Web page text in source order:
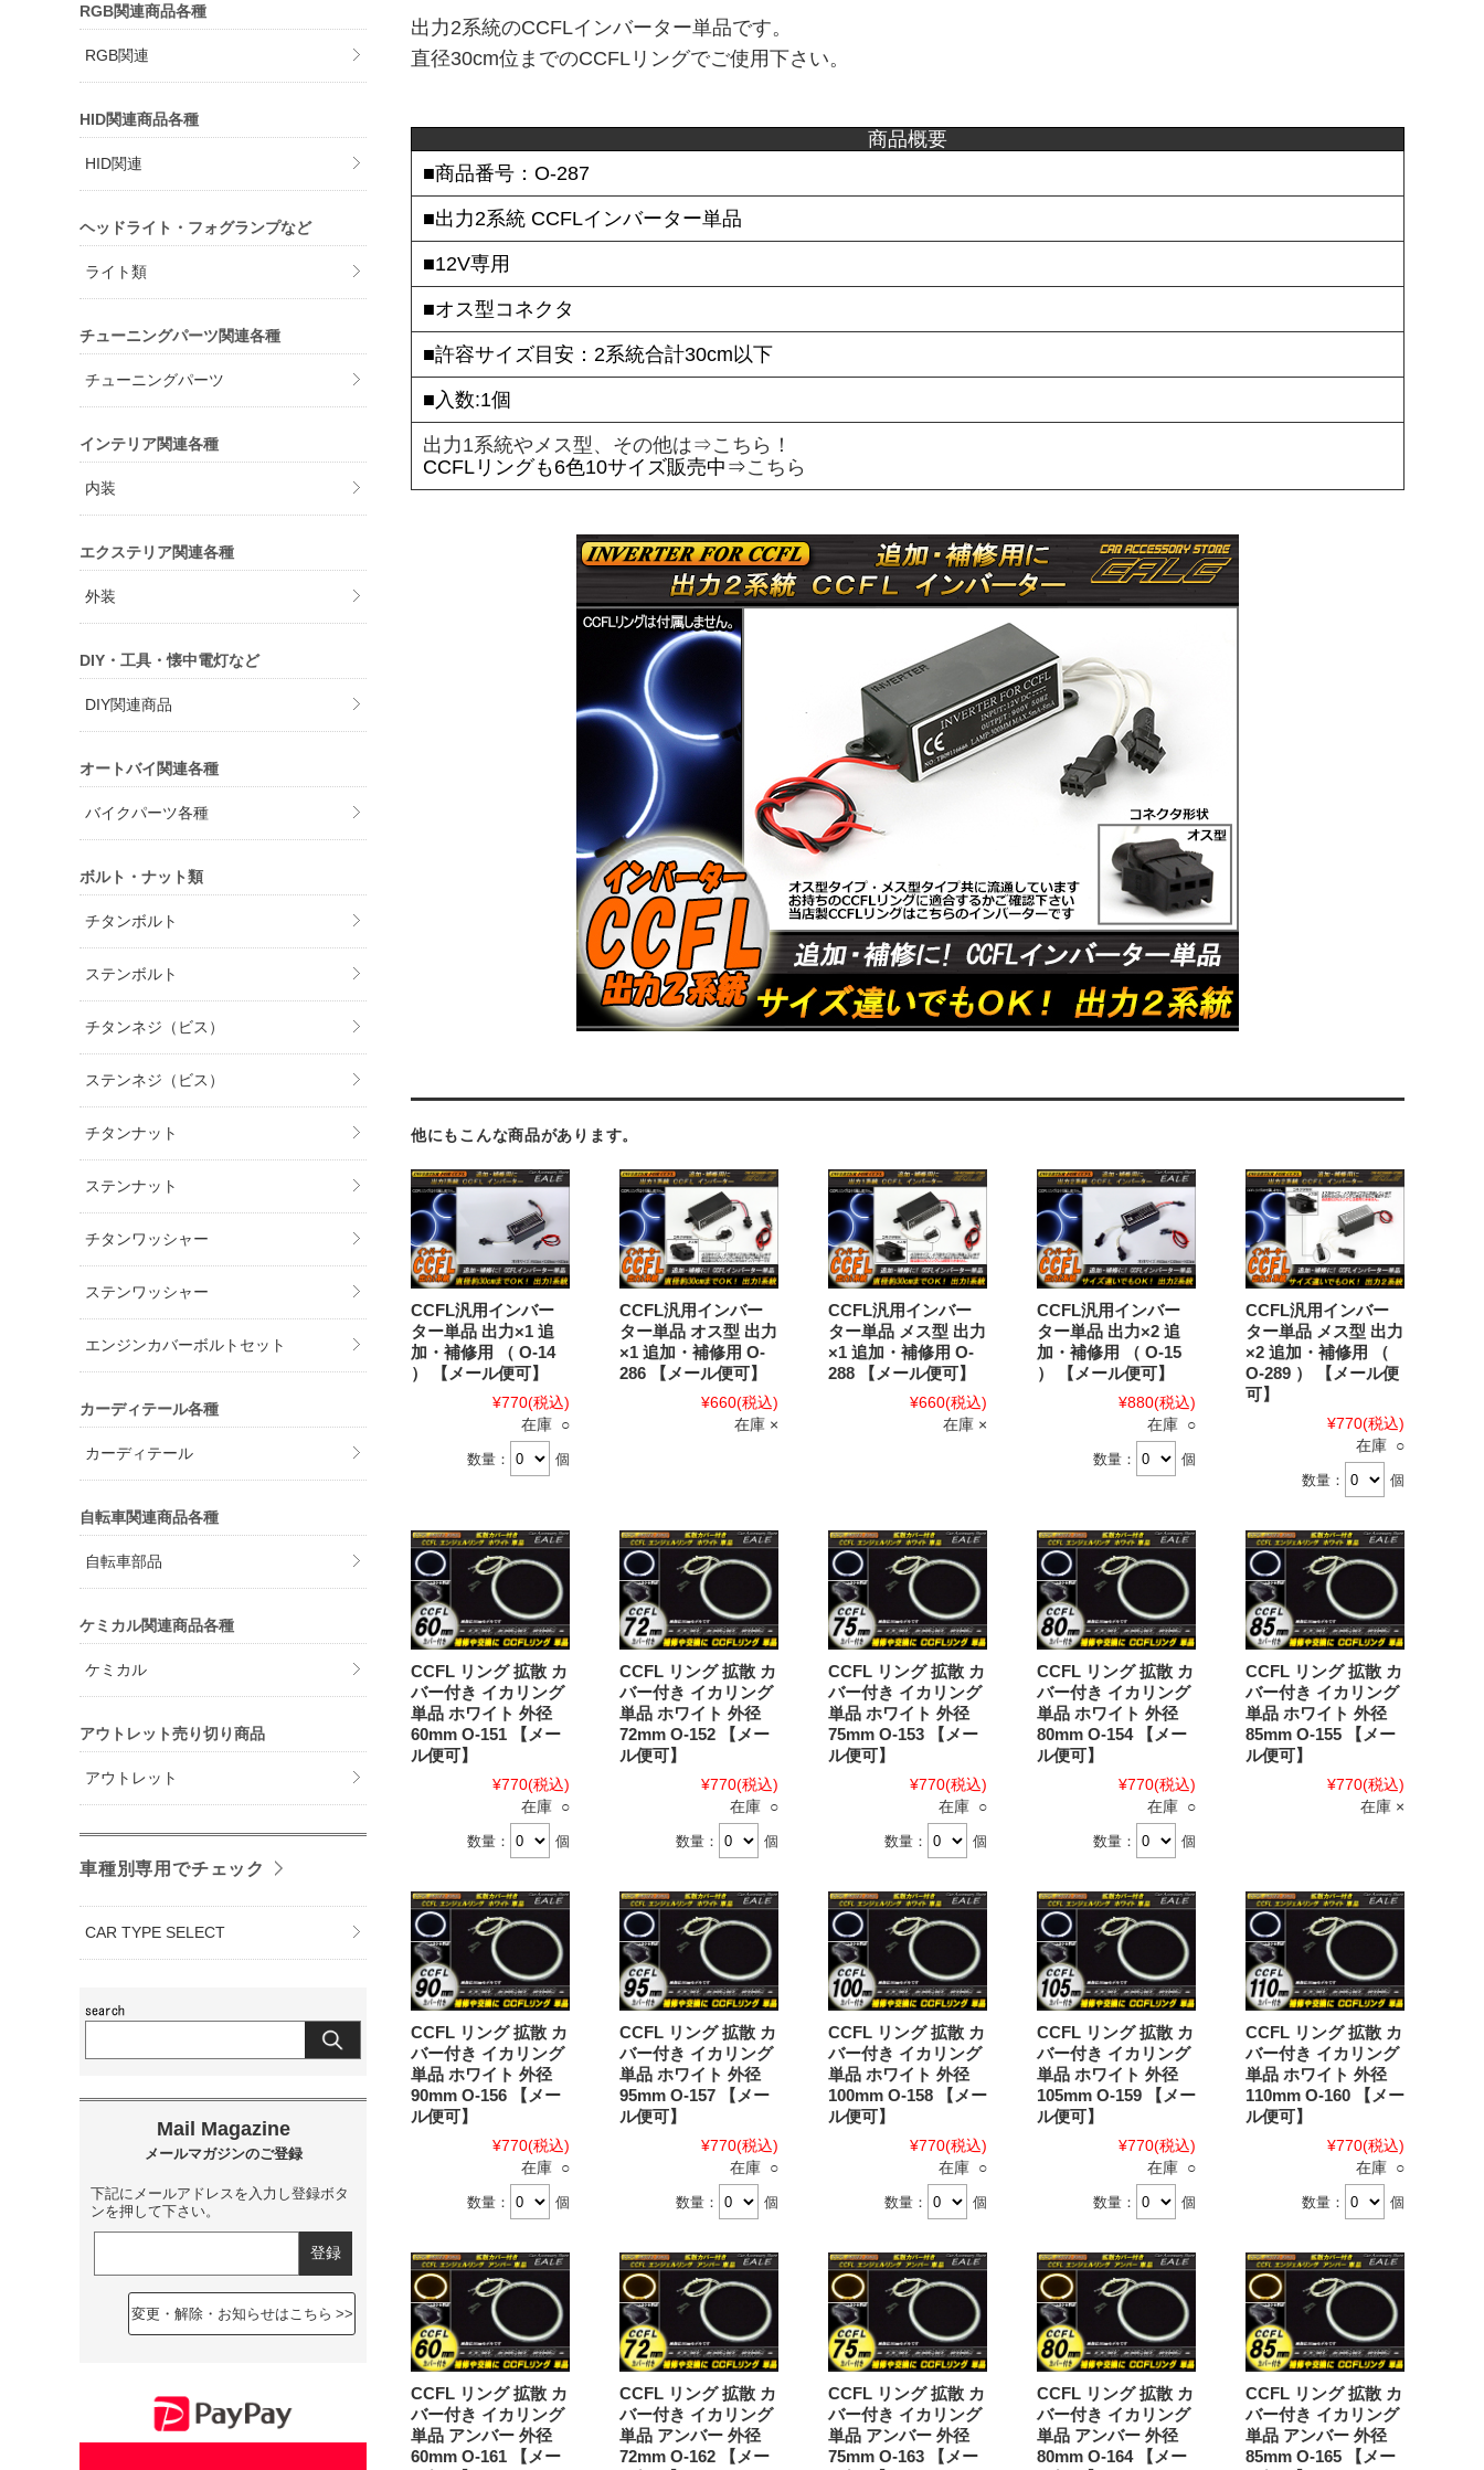
出力2系統のCCFLインバーター単品です。
直径30cm位までのCCFLリングでご使用下さい。
商品概要
■商品番号：O-287
■出力2系統 CCFLインバーター単品
■12V専用
■オス型コネクタ
■許容サイズ目安：2系統合計30cm以下
■入数:1個
出力1系統やメス型、その他は⇒こちら！
CCFLリングも6色10サイズ販売中⇒こちら
他にもこんな商品があります。
CCFL汎用インバー
ター単品 出力×1 追
加・補修用 （ O-14
） 【メール便可】
¥770(税込)
在庫 ○
数量： 個
CCFL汎用インバー
ター単品 オス型 出力
×1 追加・補修用 O-
286 【メール便可】
¥660(税込)
在庫 ×
CCFL汎用インバー
ター単品 メス型 出力
×1 追加・補修用 O-
288 【メール便可】
¥660(税込)
在庫 ×
CCFL汎用インバー
ター単品 出力×2 追
加・補修用 （ O-15
） 【メール便可】
¥880(税込)
在庫 ○
数量： 個
CCFL汎用インバー
ター単品 メス型 出力
×2 追加・補修用 （
O-289 ） 【メール便
可】
¥770(税込)
在庫 ○
数量： 個
CCFL リング 拡散 カ
バー付き イカリング
単品 ホワイト 外径
60mm O-151 【メー
ル便可】
¥770(税込)
在庫 ○
数量： 個
CCFL リング 拡散 カ
バー付き イカリング
単品 ホワイト 外径
72mm O-152 【メー
ル便可】
¥770(税込)
在庫 ○
数量： 個
CCFL リング 拡散 カ
バー付き イカリング
単品 ホワイト 外径
75mm O-153 【メー
ル便可】
¥770(税込)
在庫 ○
数量： 個
CCFL リング 拡散 カ
バー付き イカリング
単品 ホワイト 外径
80mm O-154 【メー
ル便可】
¥770(税込)
在庫 ○
数量： 個
CCFL リング 拡散 カ
バー付き イカリング
単品 ホワイト 外径
85mm O-155 【メー
ル便可】
¥770(税込)
在庫 ×
CCFL リング 拡散 カ
バー付き イカリング
単品 ホワイト 外径
90mm O-156 【メー
ル便可】
¥770(税込)
在庫 ○
数量： 個
CCFL リング 拡散 カ
バー付き イカリング
単品 ホワイト 外径
95mm O-157 【メー
ル便可】
¥770(税込)
在庫 ○
数量： 個
CCFL リング 拡散 カ
バー付き イカリング
単品 ホワイト 外径
100mm O-158 【メー
ル便可】
¥770(税込)
在庫 ○
数量： 個
CCFL リング 拡散 カ
バー付き イカリング
単品 ホワイト 外径
105mm O-159 【メー
ル便可】
¥770(税込)
在庫 ○
数量： 個
CCFL リング 拡散 カ
バー付き イカリング
単品 ホワイト 外径
110mm O-160 【メー
ル便可】
¥770(税込)
在庫 ○
数量： 個
CCFL リング 拡散 カ
バー付き イカリング
単品 アンバー 外径
60mm O-161 【メー
CCFL リング 拡散 カ
バー付き イカリング
単品 アンバー 外径
72mm O-162 【メー
CCFL リング 拡散 カ
バー付き イカリング
単品 アンバー 外径
75mm O-163 【メー
CCFL リング 拡散 カ
バー付き イカリング
単品 アンバー 外径
80mm O-164 【メー
CCFL リング 拡散 カ
バー付き イカリング
単品 アンバー 外径
85mm O-165 【メー
RGB関連商品各種
RGB関連
HID関連商品各種
HID関連
ヘッドライト・フォグランプなど
ライト類
チューニングパーツ関連各種
チューニングパーツ
インテリア関連各種
内装
エクステリア関連各種
外装
DIY・工具・懐中電灯など
DIY関連商品
オートバイ関連各種
バイクパーツ各種
ボルト・ナット類
チタンボルト
ステンボルト
チタンネジ（ビス）
ステンネジ（ビス）
チタンナット
ステンナット
チタンワッシャー
ステンワッシャー
エンジンカバーボルトセット
カーディテール各種
カーディテール
自転車関連商品各種
自転車部品
ケミカル関連商品各種
ケミカル
アウトレット売り切り商品
アウトレット
車種別専用でチェック
CAR TYPE SELECT
下記にメールアドレスを入力し登録ボタ
ンを押して下さい。
変更・解除・お知らせはこちら